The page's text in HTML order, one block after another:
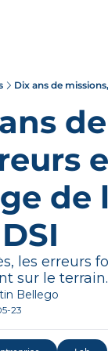
Dix ans de
de
les erreurs
sur le terrain.
Bellego
23